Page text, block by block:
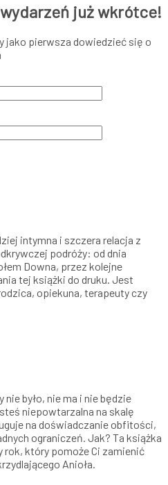
już wkrótce!
jako pierwsza dowiedzieć się o
intymna i szczera relacja z
podróży: od dnia
Downa, przez kolejne
tej książki do druku. Jest
opiekuna, terapeuty czy
było, nie ma i nie będzie
niepowtarzalna na skalę
na doświadczanie obfitości,
ograniczeń. Jak? Ta książka
rok, który pomoże Ci zamienić
Anioła.